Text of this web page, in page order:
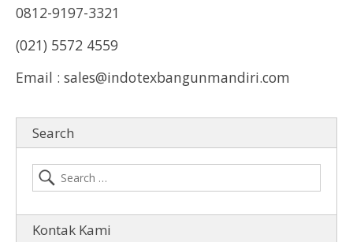
0812-9197-3321
(021) 5572 4559
Email : sales@indotexbangunmandiri.com
Search
Kontak Kami